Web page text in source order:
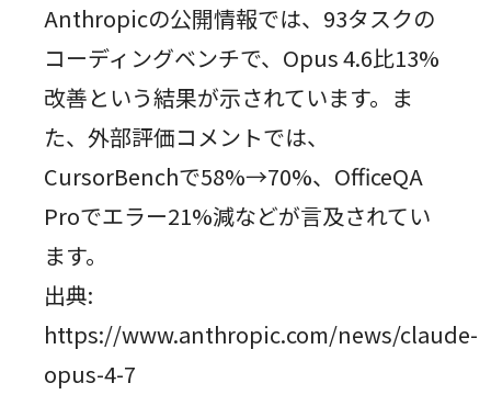
Anthropicの公開情報では、93タスクの
コーディングベンチで、Opus 4.6比13%
改善という結果が示されています。ま
た、外部評価コメントでは、
CursorBenchで58%→70%、OfficeQA
Proでエラー21%減などが言及されてい
ます。
出典:
https://www.anthropic.com/news/claude-
opus-4-7